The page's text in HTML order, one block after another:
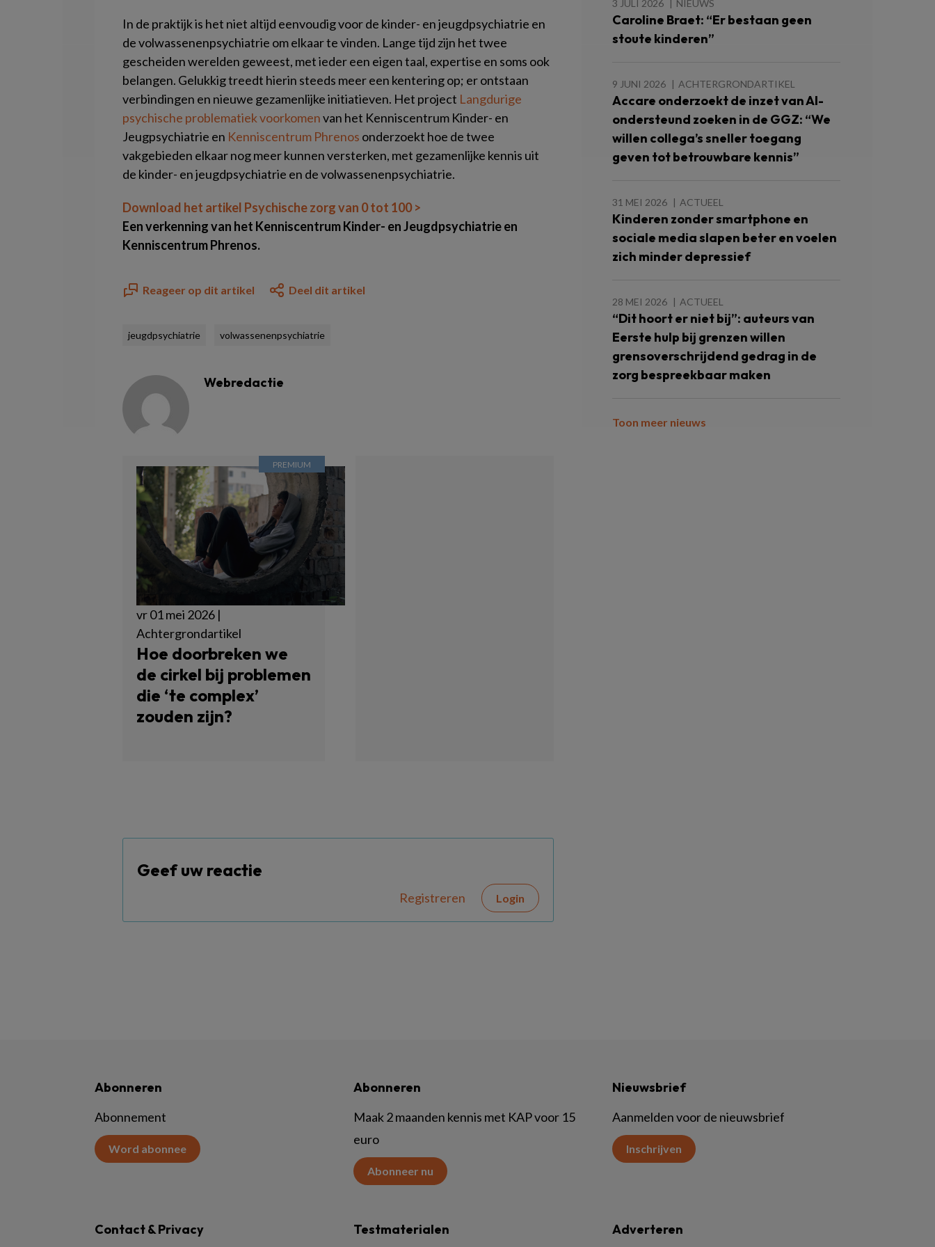
In de praktijk is het niet altijd eenvoudig voor de kinder- en jeugdpsychiatrie en
de volwassenenpsychiatrie om elkaar te vinden. Lange tijd zijn het twee
gescheiden werelden geweest, met ieder een eigen taal, expertise en soms ook
belangen. Gelukkig treedt hierin steeds meer een kentering op; er ontstaan
verbindingen en nieuwe gezamenlijke initiatieven. Het project Langdurige
psychische problematiek voorkomenvan het Kenniscentrum Kinder- en
Jeugpsychiatrie en Kenniscentrum Phrenos onderzoekt hoe de twee
vakgebieden elkaar nog meer kunnen versterken, met gezamenlijke kennis uit
de kinder- en jeugdpsychiatrie en de volwassenenpsychiatrie.
Download het artikel Psychische zorg van 0 tot 100 >
Een verkenning van het Kenniscentrum Kinder- en Jeugdpsychiatrie en
Kenniscentrum Phrenos.
Reageer op dit artikel Deel dit artikel
jeugdpsychiatrie volwassenenpsychiatrie
Webredactie
vr 01 mei 2026 |
Achtergrondartikel
Hoe doorbreken we
de cirkel bij problemen
die ‘te complex’
zouden zijn?
Geef uw reactie
Registreren Login
3 JULI 2026 NIEUWS
Caroline Braet: “Er bestaan geen
stoute kinderen”
9 JUNI 2026 ACHTERGRONDARTIKEL
Accare onderzoekt de inzet van AI-
ondersteund zoeken in de GGZ: “We
willen collega’s sneller toegang
geven tot betrouwbare kennis”
31 MEI 2026 ACTUEEL
Kinderen zonder smartphone en
sociale media slapen beter en voelen
zich minder depressief
28 MEI 2026 ACTUEEL
“Dit hoort er niet bij”: auteurs van
Eerste hulp bij grenzen willen
grensoverschrijdend gedrag in de
zorg bespreekbaar maken
Toon meer nieuws
Abonneren
Abonnement
Word abonnee
Abonneren
Maak 2 maanden kennis met KAP voor 15
euro
Abonneer nu
Nieuwsbrief
Aanmelden voor de nieuwsbrief
Inschrijven
Contact & Privacy Testmaterialen Adverteren